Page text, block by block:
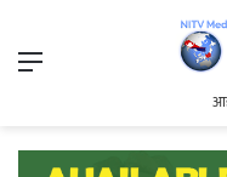
Menu